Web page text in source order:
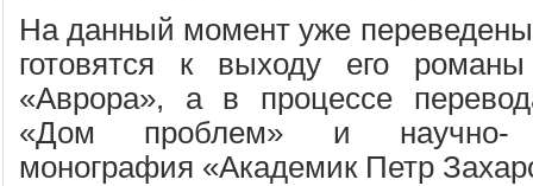
На данный момент уже
готовятся к выходу его
«Аврора», а в процессе
«Дом проблем» и научно-
монография «Академик Петр